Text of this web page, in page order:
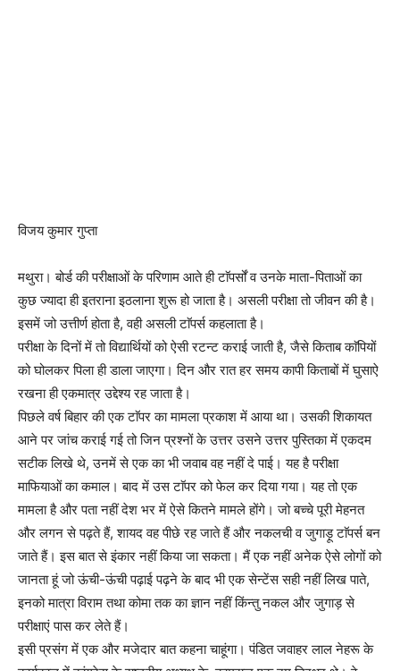
विजय कुमार गुप्ता
मथुरा। बोर्ड की परीक्षाओं के परिणाम आते ही टाॅपर्सों व उनके माता-पिताओं का
कुछ ज्यादा ही इतराना इठलाना शुरू हो जाता है। असली परीक्षा तो जीवन की है।
इसमें जो उत्तीर्ण होता है, वही असली टाॅपर्स कहलाता है।
परीक्षा के दिनों में तो विद्यार्थियों को ऐसी रटन्ट कराई जाती है, जैसे किताब काॅपियों
को घोलकर पिला ही डाला जाएगा। दिन और रात हर समय कापी किताबों में घुसाऐ
रखना ही एकमात्र उद्देश्य रह जाता है।
पिछले वर्ष बिहार की एक टाॅपर का मामला प्रकाश में आया था। उसकी शिकायत
आने पर जांच कराई गई तो जिन प्रश्नों के उत्तर उसने उत्तर पुस्तिका में एकदम
सटीक लिखे थे, उनमें से एक का भी जवाब वह नहीं दे पाई। यह है परीक्षा
माफियाओं का कमाल। बाद में उस टाॅपर को फेल कर दिया गया। यह तो एक
मामला है और पता नहीं देश भर में ऐसे कितने मामले होंगे। जो बच्चे पूरी मेहनत
और लगन से पढ़ते हैं, शायद वह पीछे रह जाते हैं और नकलची व जुगाड़ू टाॅपर्स बन
जाते हैं। इस बात से इंकार नहीं किया जा सकता। मैं एक नहीं अनेक ऐसे लोगों को
जानता हूं जो ऊंची-ऊंची पढ़ाई पढ़ने के बाद भी एक सेन्टेंस सही नहीं लिख पाते,
इनको मात्रा विराम तथा कोमा तक का ज्ञान नहीं किंन्तु नकल और जुगाड़ से
परीक्षाएं पास कर लेते हैं।
इसी प्रसंग में एक और मजेदार बात कहना चाहूंगा। पंडित जवाहर लाल नेहरू के